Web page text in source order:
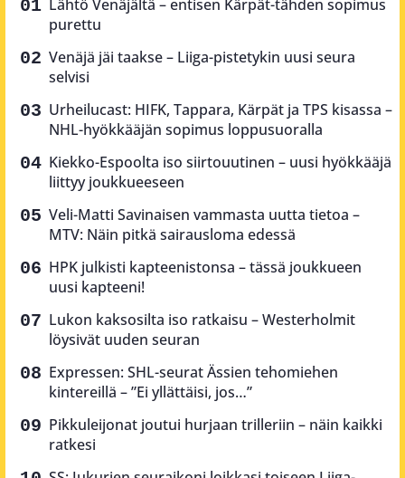
Lähtö Venäjältä – entisen Kärpät-tähden sopimus
purettu
Venäjä jäi taakse – Liiga-pistetykin uusi seura
selvisi
Urheilucast: HIFK, Tappara, Kärpät ja TPS kisassa –
NHL-hyökkääjän sopimus loppusuoralla
Kiekko-Espoolta iso siirtouutinen – uusi hyökkääjä
liittyy joukkueeseen
Veli-Matti Savinaisen vammasta uutta tietoa –
MTV: Näin pitkä sairausloma edessä
HPK julkisti kapteenistonsa – tässä joukkueen
uusi kapteeni!
Lukon kaksosilta iso ratkaisu – Westerholmit
löysivät uuden seuran
Expressen: SHL-seurat Ässien tehomiehen
kintereillä – ”Ei yllättäisi, jos…”
Pikkuleijonat joutui hurjaan trilleriin – näin kaikki
ratkesi